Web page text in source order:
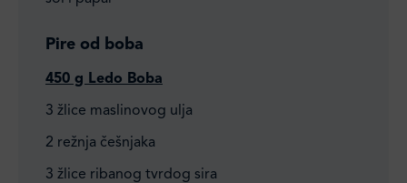
Pire od boba
450 g Ledo Boba
3 žlice maslinovog ulja
2 režnja češnjaka
3 žlice ribanog tvrdog sira